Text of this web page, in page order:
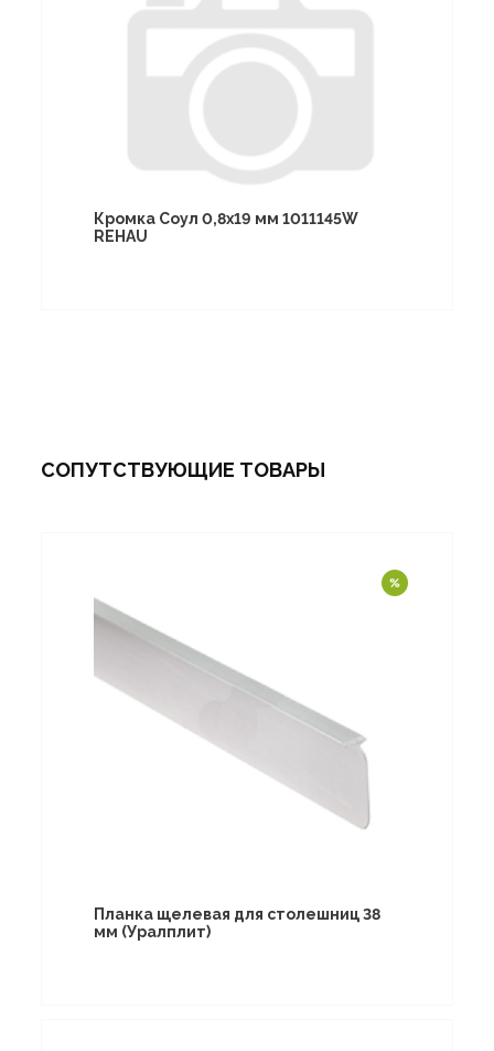
Кромка Соул 0,8х19 мм 1011145W
REHAU
СОПУТСТВУЮЩИЕ ТОВАРЫ
Планка щелевая для столешниц 38
мм (Уралплит)